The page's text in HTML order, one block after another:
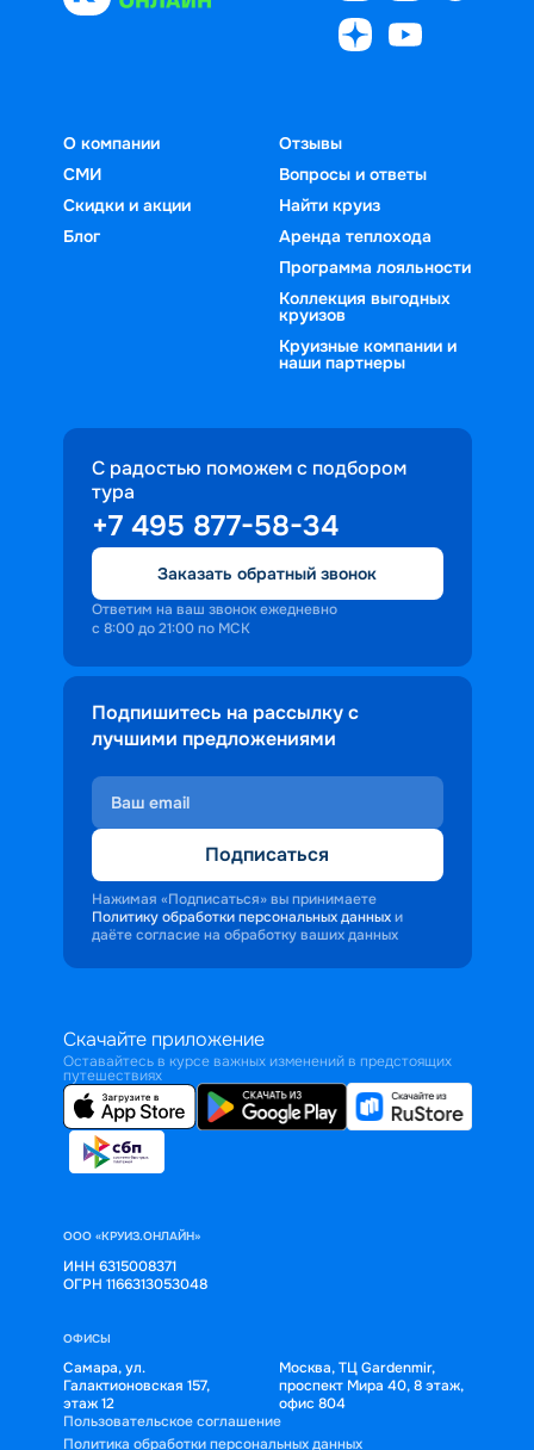
О компании
СМИ
Скидки и акции
Блог
Отзывы
Вопросы и ответы
Найти круиз
Аренда теплохода
Программа лояльности
Коллекция выгодных
круизов
Круизные компании и
наши партнеры
С радостью поможем с подбором
тура
+7 495 877-58-34
Заказать обратный звонок
Ответим на ваш звонок ежедневно
с 8:00 до 21:00 по МСК
Подпишитесь на рассылку с
лучшими предложениями
Подписаться
Нажимая «Подписаться» вы принимаете
Политику обработки персональных данных и
даёте согласие на обработку ваших данных
Скачайте приложение
Оставайтесь в курсе важных изменений в предстоящих
путешествиях
ООО «КРУИЗ.ОНЛАЙН»
ИНН 6315008371
ОГРН 1166313053048
ОФИСЫ
Самара, ул.
Галактионовская 157,
этаж 12
Москва, ТЦ Gardenmir,
проспект Мира 40, 8 этаж,
офис 804
Пользовательское соглашение
Политика обработки персональных данных